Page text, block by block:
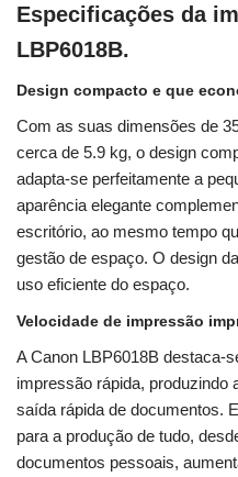
Especificações da
LBP6018B.
Design compacto e que
Com as suas dimensões de
cerca de 5.9 kg, o design
adapta-se perfeitamente a
aparência elegante
escritório, ao mesmo tempo
gestão de espaço. O design
uso eficiente do espaço.
Velocidade de impressão
A Canon LBP6018B destaca-
impressão rápida, produzindo
saída rápida de documentos.
para a produção de tudo,
documentos pessoais,